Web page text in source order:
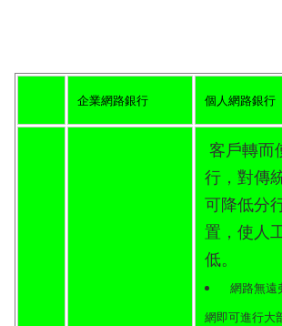
企業網路銀行 個人網路銀行
客戶轉而
行，對傳
可降低分
置，使人
低。
網路無遠
網即可進行大